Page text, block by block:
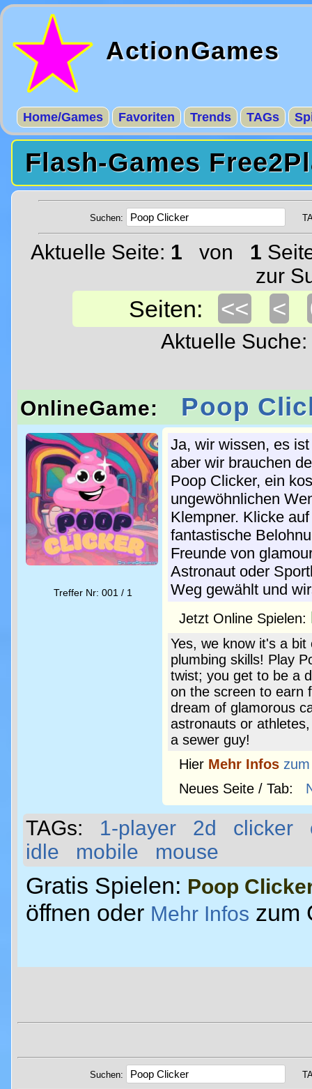
ActionGames
Home/Games Favoriten Trends TAGs
Flash-Games
Suchen:
Aktuelle Seite: 1 von 1
zur
Seiten: << <
Aktuelle
OnlineGame: Poop
Treffer Nr: 001 / 1
Ja, wir wissen, es
aber wir brauchen
Poop Clicker, ein
ungewöhnlichen
Klempner. Klicke
fantastische
Freunde von
Astronaut oder
Weg gewählt und
Jetzt Online Spielen:
Yes, we know it's a
plumbing skills! Play
twist; you get to be a
on the screen to
dream of glamorous
astronauts or
a sewer guy!
Hier Mehr Infos
Neues Seite / Tab:
TAGs: 1-player 2d clicker
idle
mobile mouse
Gratis Spielen: Poop
öffnen oder Mehr Infos zum
Suchen: